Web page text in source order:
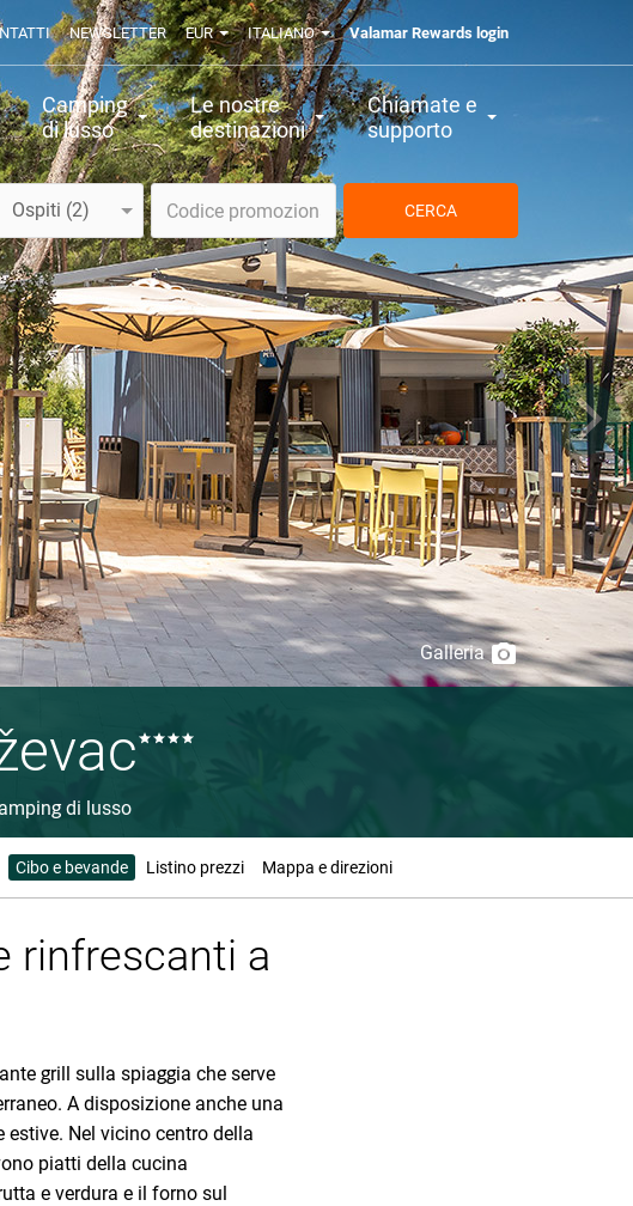
NEWSLETTER EUR ITALIANO Valamar Rewards login
Camping
di lusso
Le nostre
destinazioni
Chiamate e
supporto
Ospiti 2 CERCA
Galleria
di lusso
Cibo e bevande Listino prezzi Mappa e direzioni
rinfrescanti a
grill sulla spiaggia che serve
A disposizione anche una
Nel vicino centro della
piatti della cucina
e verdura e il forno sul